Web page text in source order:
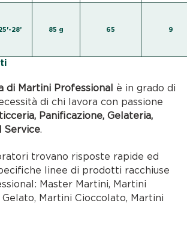
28’ 85 g 65 9
di Martini Professional è in grado di
di chi lavora con passione
Panificazione, Gelateria,
Service.
trovano risposte rapide ed
linee di prodotti racchiuse
Master Martini, Martini
Martini Cioccolato, Martini